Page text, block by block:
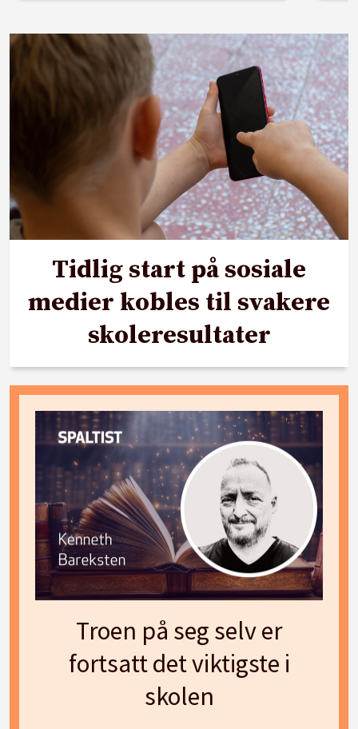
Tidlig start på sosiale
medier kobles til svakere
skoleresultater
Troen på seg selv er
fortsatt det viktigste i
skolen